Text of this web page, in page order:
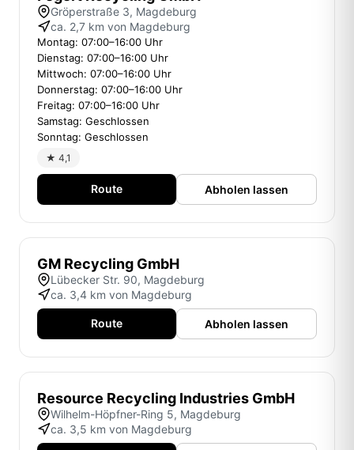
Gröperstraße 3, Magdeburg
ca. 2,7 km von Magdeburg
Montag: 07:00–16:00 Uhr
Dienstag: 07:00–16:00 Uhr
Mittwoch: 07:00–16:00 Uhr
Donnerstag: 07:00–16:00 Uhr
Freitag: 07:00–16:00 Uhr
Samstag: Geschlossen
Sonntag: Geschlossen
★ 4,1
Route Abholen lassen
GM Recycling GmbH
Lübecker Str. 90, Magdeburg
ca. 3,4 km von Magdeburg
Route Abholen lassen
Resource Recycling Industries GmbH
Wilhelm-Höpfner-Ring 5, Magdeburg
ca. 3,5 km von Magdeburg